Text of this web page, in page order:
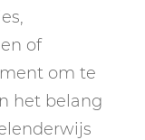
of
om te
het belang